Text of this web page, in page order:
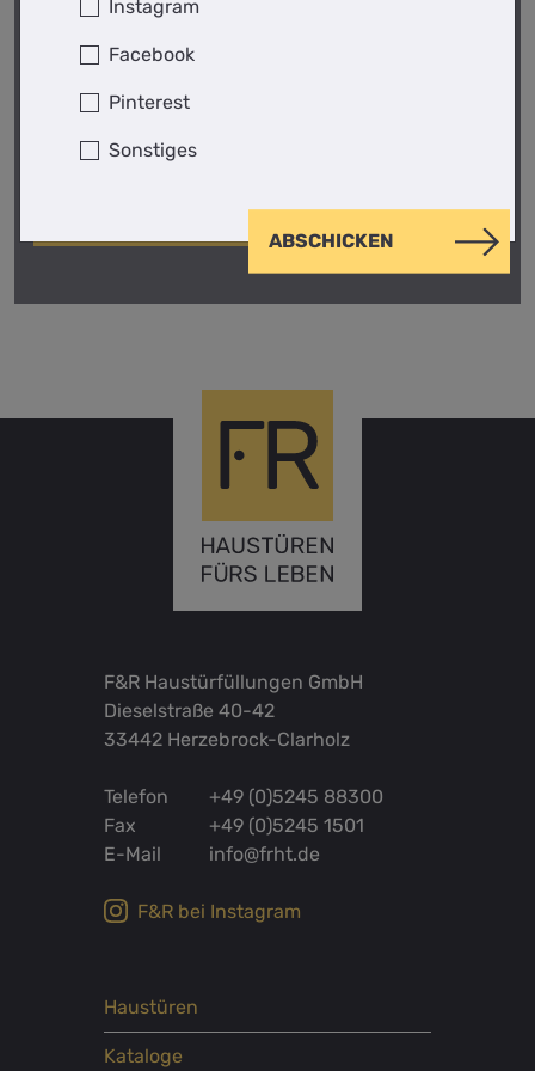
Instagram
Facebook
Pinterest
Sonstiges
ABSCHICKEN
oder benötigst Unterstützung? Gerne leiten wir
weiter.
ZUM KONTAKTFORMULAR
F&R Haustürfüllungen GmbH
Dieselstraße 40-42
33442 Herzebrock-Clarholz
Telefon
+49 (0)5245 88300
Fax
+49 (0)5245 1501
E-Mail
info@frht.de
F&R bei Instagram
Haustüren
Kataloge